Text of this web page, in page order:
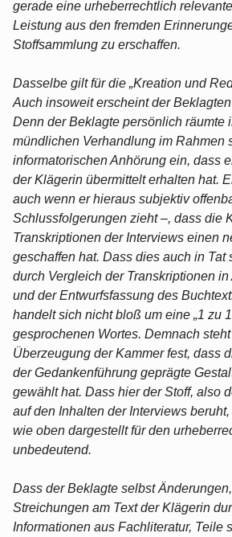
gerade eine urheberrechtlich
Leistung aus den fremden
Stoffsammlung zu erschaffen.
Dasselbe gilt für die „Kreation und
Auch insoweit erscheint der
Denn der Beklagte persönlich räumte
mündlichen Verhandlung im Rahmen
informatorischen Anhörung ein, dass
der Klägerin übermittelt erhalten hat.
auch wenn er hieraus subjektiv
Schlussfolgerungen zieht –, dass die
Transkriptionen der Interviews einen
geschaffen hat. Dass dies auch in Tat
durch Vergleich der Transkriptionen in
und der Entwurfsfassung des
handelt sich nicht bloß um eine „1 zu
gesprochenen Wortes. Demnach
Überzeugung der Kammer fest, dass
der Gedankenführung geprägte
gewählt hat. Dass hier der Stoff, also
auf den Inhalten der Interviews
wie oben dargestellt für den
unbedeutend.
Dass der Beklagte selbst
Streichungen am Text der Klägerin
Informationen aus Fachliteratur, Teile